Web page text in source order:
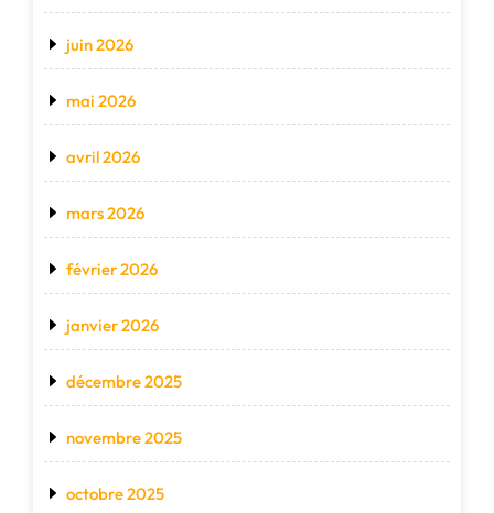
juin 2026
mai 2026
avril 2026
mars 2026
février 2026
janvier 2026
décembre 2025
novembre 2025
octobre 2025